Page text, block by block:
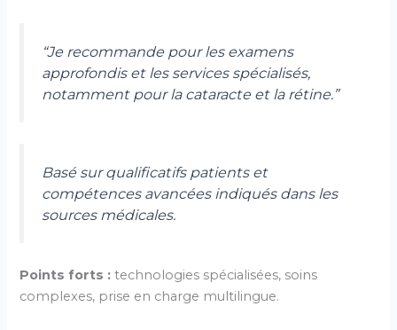
“Je recommande pour les examens
approfondis et les services spécialisés,
notamment pour la cataracte et la rétine.”
Basé sur qualificatifs patients et
compétences avancées indiqués dans les
sources médicales.
Points forts : technologies spécialisées, soins
complexes, prise en charge multilingue.